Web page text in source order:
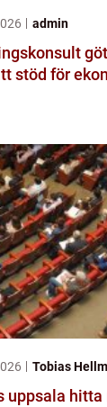
admin
göteborg
stöd för
Tobias
rätt miljö för